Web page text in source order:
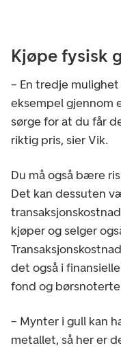
Kjøpe fysisk
– En tredje
eksempel gjennom
sørge for at du får
riktig pris, sier Vik.
Du må også bære
Det kan dessuten
kjøper og selger
det også i
fond og
– Mynter i gull kan
metallet, så her er